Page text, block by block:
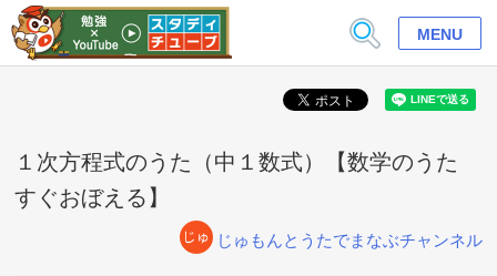
MENU
１次方程式のうた（中１数式）【数学のうた
すぐおぼえる】
じゅもんとうたでまなぶチャンネル